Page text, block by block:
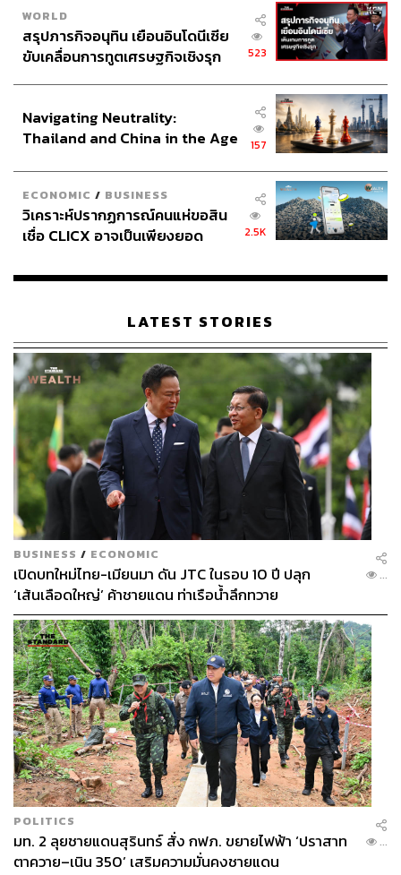
แรงงานชี้ พ.ร.ก. ต่างด้าว คือแผนยุทธศาสตร์มุ่งกวาดล้าง
แรงงานผิดกฎหมาย
ขณะที่ท่าทีของพลเอกศิริชัย ดิษฐกุลรัฐมนตรีว่าการ
กระทรวงแรงงาน ซึ่งเปิดเผยภายหลังการประชุมคณะ
ค้ามนุษย์ด้านแรงงาน หรือ กนร. ว่า พ.ร.ก. แรงงานต่างด้าว
กวาดล้างแรงงานผิดกฎหมาย และควบคุมการทำงานในด้าน
ต่างๆ ที่แรงงานต่างด้าวสามารถทำได้ รวมถึงการถูกเอารัด
เอาเปรียบแรงงาน และฟื้นฟูการจ้างงานแรงงานต่างด้าวด้วย
ด้านหม่อมหลวงปุณฑริก สมิติ
ปลัดกระทรวงแรงงาน เปิด
เผยกับสำนักข่าวกรมประชาสัมพันธ์ว่า กระทรวงแรงงานได้
เตรียมการรองรับการประกาศใช้มาตรา 44 ในการผ่อนปรน
พ.ร.ก. การทำงานของคนต่างด้าว พ.ศ. 2560 ว่าขณะนี้กรม
การจัดหางานอยู่ระหว่างการร่างกฎหมายลูกรองรับการ
ดำเนินงาน โดยจะมีการจัดสัมมนารับฟังความคิดเห็นของผู้มี
ส่วนเกี่ยวข้องทุกฝ่ายถึงพระราชกำหนดดังกล่าว
อีกทั้งยังมอบหมายให้สำนักงานจัดหางานทุกพื้นที่อำนวย
ความสะดวกแก่ผู้ประกอบการและลูกจ้างแรงงานต่างด้าว
เช่น กรณีการแจ้งเปลี่ยนนายจ้างใหม่ การให้โควตาสำหรับ
นายจ้างนำเข้าแรงงานเข้ามาใหม่
นอกจากนี้ยังกำหนดแผนงานแก้ไขปัญหากับประเทศ
ต้นทาง เช่น เมียนมา กัมพูชา ซึ่งล่าสุดได้หารือกับทางการ
เมียนมาเพื่อเตรียมความร่วมมือแบบรัฐต่อรัฐ ซึ่งทางการเมีย
นมาจะให้ความร่วมมือเกี่ยวกับการทำเรื่องพิสูจน์สัญชาติเพื่อ
ต่ออายุให้กับแรงงานประมงที่ถือบัตรสีชมพู ซึ่งจะหมดอายุใน
เดือนพฤศจิกายนนี้ รวมทั้งขอให้ไทยประสานให้แรงงานโอน
เงินผ่านระบบธนาคาร ซึ่งถือเป็นขั้นตอนตามมาตรฐานสากล
ทั้งนี้จากข้อมูลพบว่า แรงงานต่างด้าวที่ขึ้นทะเบียนถูกต้อง
ปัจจุบันมีจำนวนกว่า 2.5 ล้านคน และยังมีแรงงานที่ไม่เข้าสู่
ระบบอีกกว่า 1 ล้านคน
WORLD
สรุปภารกิจอนุทิน เยือนอินโดนีเซีย
ขับเคลื่อนการทูตเศรษฐกิจเชิงรุก
523
Navigating Neutrality:
Thailand and China in the Age
157
ECONOMIC / BUSINESS
วิเคราะห์ปรากฏการณ์คนแห่ขอสิน
เชื่อ CLICX อาจเป็นเพียงยอด
เรือนไทยที่ถูกซุกไว้
2.5K
LATEST STORIES
BUSINESS / ECONOMIC
เปิดบทใหม่ไทย-เมียนมา ดัน JTC ในรอบ 10 ปี ปลุก
‘เส้นเลือดใหญ่’ ค้าชายแดน ท่าเรือน้ำลึกทวาย
...
POLITICS
มท. 2 ลุยชายแดนสุรินทร์ สั่ง กฟภ. ขยายไฟฟ้า ‘ปราสาท
ตาควาย–เนิน 350’ เสริมความมั่นคงชายแดน
...